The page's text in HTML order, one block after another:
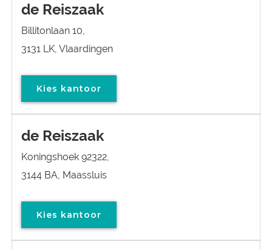
de Reiszaak
Billitonlaan 10,
3131 LK, Vlaardingen
Kies kantoor
de Reiszaak
Koningshoek 92322,
3144 BA, Maassluis
Kies kantoor